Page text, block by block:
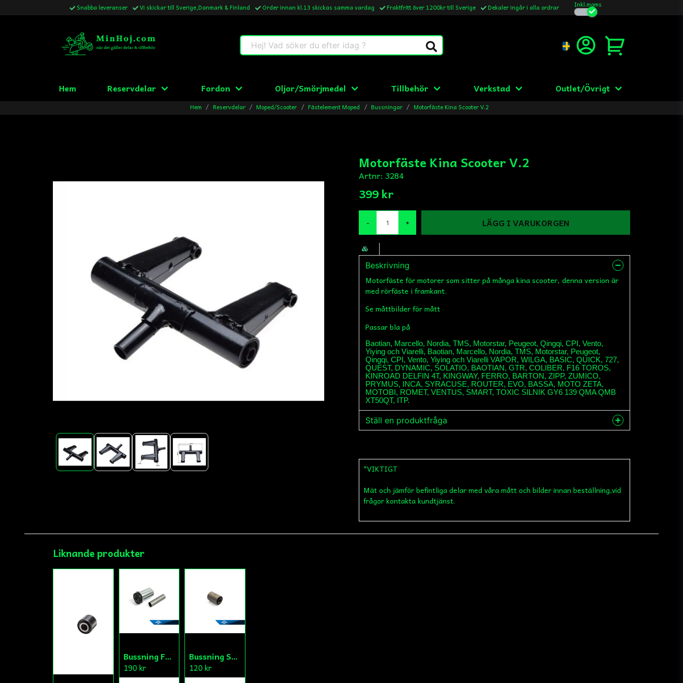
Snabba leveranser Vi skickar till Sverige,Danmark & Finland Order innan kl.13 skickas samma vardag Fraktfritt över 1200kr till Sverige Dekaler ingår i alla ordrar Inkl.moms
Hej! Vad söker du efter idag ?
Hem Reservdelar Fordon Oljor/Smörjmedel Tillbehör Verkstad Outlet/Övrigt
Hem Reservdelar Moped/Scooter Fästelement Moped Bussningar Motorfäste Kina Scooter V.2
Motorfäste Kina Scooter V.2
Artnr: 3284
399 kr
- + LÄGG I VARUKORGEN
Beskrivning
Motorfäste för motorer som sitter på många kina scooter, denna version är
med rörfäste i framkant.
Se måttbilder för mått
Passar bla på
Baotian, Marcello, Nordia, TMS, Motorstar, Peugeot, Qingqi, CPI, Vento,
Yiying och Viarelli, Baotian, Marcello, Nordia, TMS, Motorstar, Peugeot,
Qingqi, CPI, Vento, Yiying och Viarelli VAPOR, WILGA, BASIC, QUICK, 727,
QUEST, DYNAMIC, SOLATIO, BAOTIAN, GTR, COLIBER, F16 TOROS,
KINROAD DELFIN 4T, KINGWAY, FERRO, BARTON, ZIPP, ZUMICO,
PRYMUS, INCA, SYRACUSE, ROUTER, EVO, BASSA, MOTO ZETA,
MOTOBI, ROMET, VENTUS, SMART, TOXIC SILNIK GY6 139 QMA QMB
XT50QT, ITP.
Ställ en produktfråga
name
Namn email
*VIKTIGT
Mät och jämför befintliga delar med våra mått och bilder innan beställning,vid
frågor kontakta kundtjänst.
Liknande produkter
Bussning Framaxel MCB
190 kr
Bussning Sving MCB/Puch
120 kr